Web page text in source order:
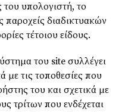
του υπολογιστή, το
παροχείς διαδικτυακών
τέτοιου είδους.
του site συλλέγει
με τις τοποθεσίες που
του και σχετικά με
τρίτων που ενδέχεται